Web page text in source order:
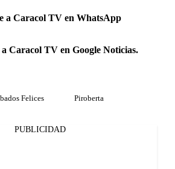
a Caracol TV en WhatsApp
a Caracol TV en Google Noticias.
Felices Piroberta
PUBLICIDAD